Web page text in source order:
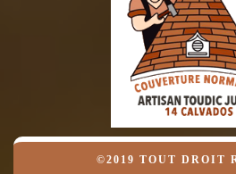
©2019 TOUT DROIT